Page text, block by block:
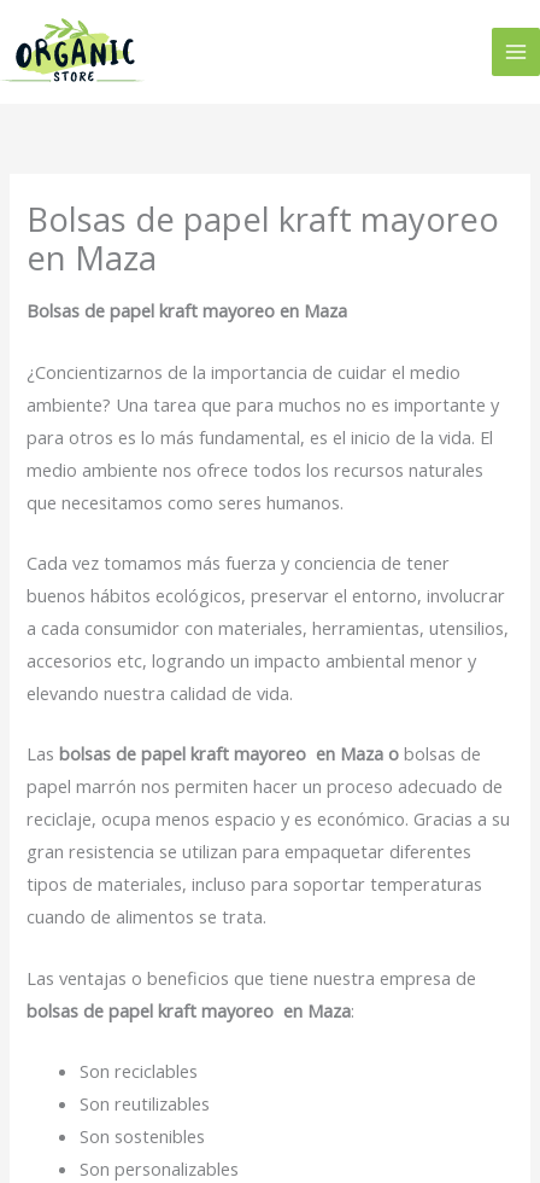
contenido
Bolsas de papel kraft mayoreo
en Maza
Bolsas de papel kraft mayoreo en Maza
¿Concientizarnos de la importancia de cuidar el medio
ambiente? Una tarea que para muchos no es importante y
para otros es lo más fundamental, es el inicio de la vida. El
medio ambiente nos ofrece todos los recursos naturales
que necesitamos como seres humanos.
Cada vez tomamos más fuerza y conciencia de tener
buenos hábitos ecológicos, preservar el entorno, involucrar
a cada consumidor con materiales, herramientas, utensilios,
accesorios etc, logrando un impacto ambiental menor y
elevando nuestra calidad de vida.
Lasbolsas de papel kraft mayoreo en Maza o bolsas de
papel marrón nos permiten hacer un proceso adecuado de
reciclaje, ocupa menos espacio y es económico. Gracias a su
gran resistencia se utilizan para empaquetar diferentes
tipos de materiales, incluso para soportar temperaturas
cuando de alimentos se trata.
Las ventajas o beneficios que tiene nuestra empresa de
bolsas de papel kraft mayoreo en Maza:
Son reciclables
Son reutilizables
Son sostenibles
Son personalizables